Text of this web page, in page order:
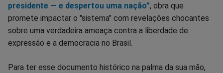
presidente — e despertou uma nação”, obra que
promete impactar o "sistema" com revelações chocantes
sobre uma verdadeira ameaça contra a liberdade de
expressão e a democracia no Brasil.
Para ter esse documento histórico na palma da sua mão,